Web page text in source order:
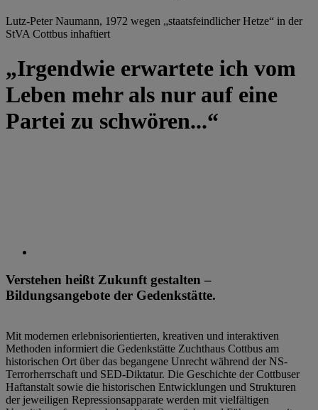
Lutz-Peter Naumann, 1972 wegen „staatsfeindlicher Hetze“ in der
StVA Cottbus inhaftiert
„Irgendwie erwartete ich vom
Leben mehr als nur auf eine
Partei zu schwören...“
Verstehen heißt Zukunft gestalten –
Bildungsangebote der Gedenkstätte.
Mit modernen erlebnisorientierten, kreativen und interaktiven
Methoden informiert die Gedenkstätte Zuchthaus Cottbus am
historischen Ort über das begangene Unrecht während der NS-
Terrorherrschaft und SED-Diktatur. Die Geschichte der Cottbuser
Haftanstalt sowie die historischen Entwicklungen und Strukturen
der jeweiligen Repressionsapparate werden mit vielfältigen